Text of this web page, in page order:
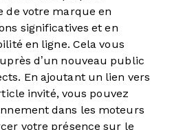
de votre marque en
significatives et en
en ligne. Cela vous
d’un nouveau public
En ajoutant un lien vers
invité, vous pouvez
dans les moteurs
votre présence sur le